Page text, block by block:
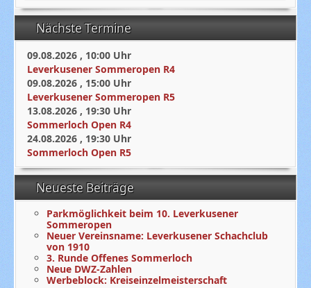
Nächste Termine
09.08.2026 , 10:00 Uhr
Leverkusener Sommeropen R4
09.08.2026 , 15:00 Uhr
Leverkusener Sommeropen R5
13.08.2026 , 19:30 Uhr
Sommerloch Open R4
24.08.2026 , 19:30 Uhr
Sommerloch Open R5
Neueste Beiträge
Parkmöglichkeit beim 10. Leverkusener
Sommeropen
Neuer Vereinsname: Leverkusener Schachclub
von 1910
3. Runde Offenes Sommerloch
Neue DWZ-Zahlen
Werbeblock: Kreiseinzelmeisterschaft